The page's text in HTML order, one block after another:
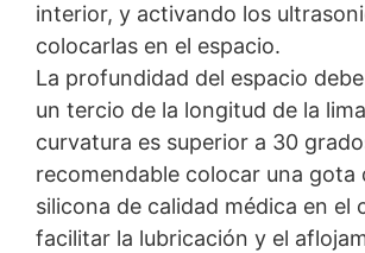
interior, y activando los
colocarlas en el espacio.
La profundidad del espacio
un tercio de la longitud de la
curvatura es superior a 30
recomendable colocar una gota
silicona de calidad médica en el
facilitar la lubricación y el